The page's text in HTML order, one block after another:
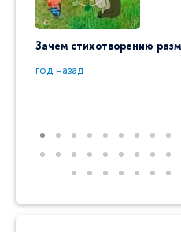
Зачем стихотворению
год назад